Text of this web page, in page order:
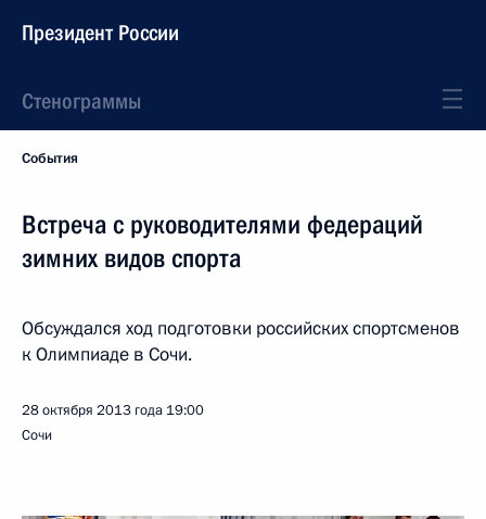
Президент России
Стенограммы
События
Встреча с руководителями федераций
зимних видов спорта
Обсуждался ход подготовки российских спортсменов
к Олимпиаде в Сочи.
28 октября 2013 года 19:00
Сочи